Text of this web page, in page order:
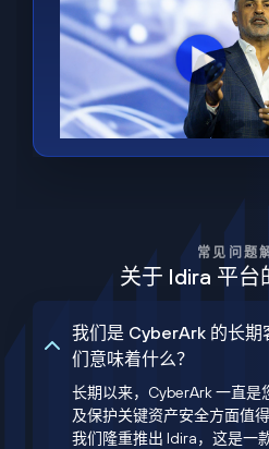
常见问题
关于 Idira 平台
我们是 CyberArk 的长期
们意味着什么？
长期以来，CyberArk 一直是
及保护关键资产安全方面值
我们隆重推出 Idira，这是一